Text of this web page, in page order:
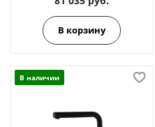
898801МСNM черный
В корзину
В наличии